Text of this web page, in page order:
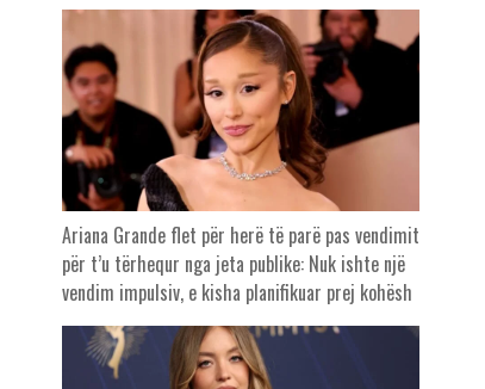
Ariana Grande flet për herë të parë pas vendimit
për t’u tërhequr nga jeta publike: Nuk ishte një
vendim impulsiv, e kisha planifikuar prej kohësh